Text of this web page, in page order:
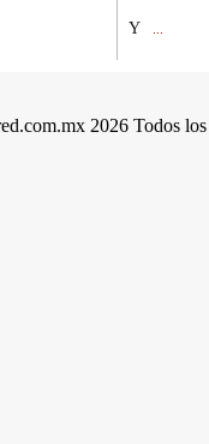
Y
2026 Todos los